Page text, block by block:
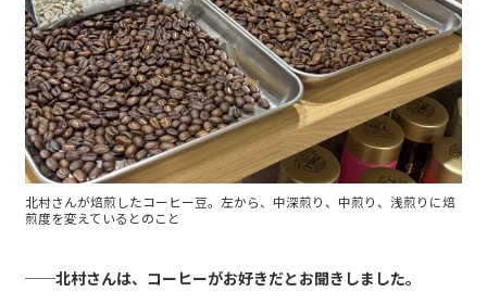
北村さんが焙煎したコーヒー豆。左から、中深煎り、中煎り、浅煎りに焙
煎度を変えているとのこと
──北村さんは、コーヒーがお好きだとお聞きしました。